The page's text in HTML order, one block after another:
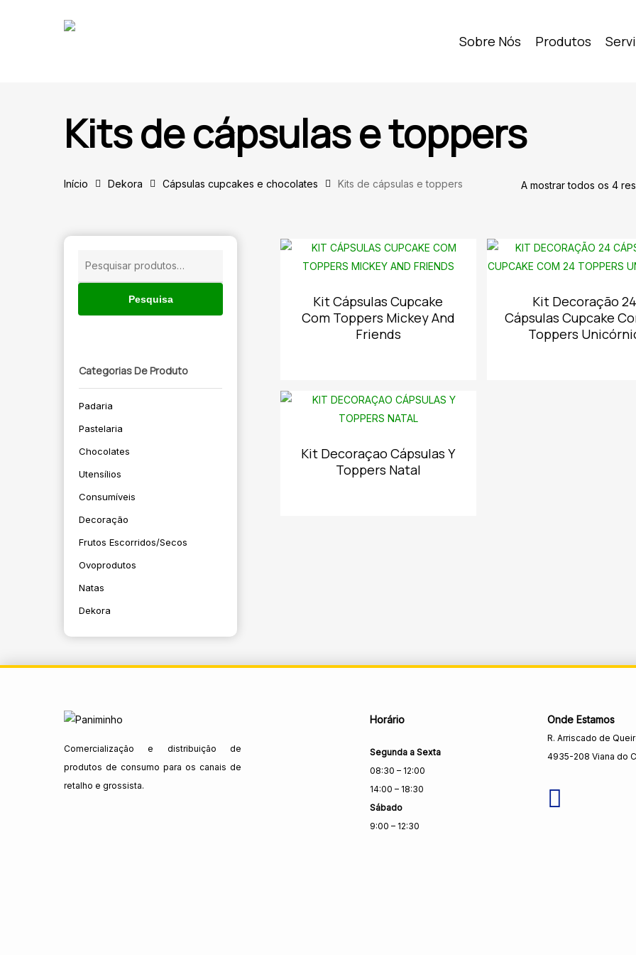
Sobre Nós Produtos
Kits de cápsulas e toppers
A mostrar todos os 4
Início Dekora Cápsulas cupcakes e chocolates Kits de cápsulas e toppers
Pesquisa
Categorias De Produto
Padaria
Pastelaria
Chocolates
Utensílios
Consumíveis
Decoração
Frutos Escorridos/secos
Ovoprodutos
Natas
Dekora
Kit Cápsulas Cupcake
Com Toppers Mickey And
Friends
Kit Decoração 24
Cápsulas Cupcake
Toppers
Kit Decoraçao Cápsulas Y
Toppers Natal
Comercialização e distribuição de
produtos de consumo para os canais de
retalho e grossista.
Horário
Segunda a Sexta
08:30 – 12:00
14:00 – 18:30
Sábado
9:00 – 12:30
Onde Estamos
R. Arriscado de
4935-208 Viana do